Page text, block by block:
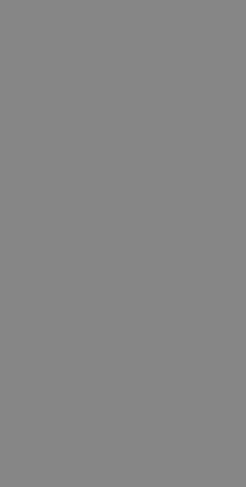
for Youtube-
at hjælpe med at